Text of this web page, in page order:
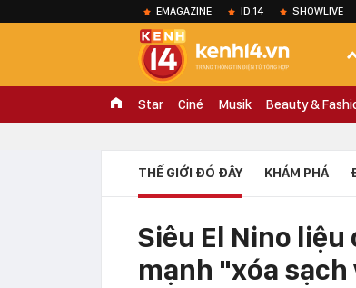
EMAGAZINE ID.14 SHOWLIVE
Star Ciné Musik Beauty &
THẾ GIỚI ĐÓ ĐÂY KHÁM PHÁ
Siêu El Nino
mạnh "xóa